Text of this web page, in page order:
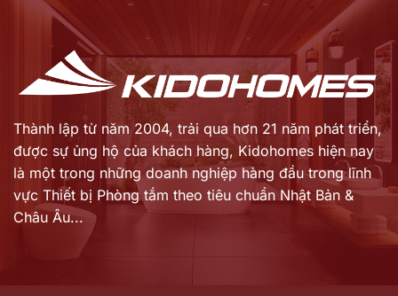
Thành lập từ năm 2004, trải qua hơn 21 năm phát triển,
được sự ủng hộ của khách hàng, Kidohomes hiện nay
là một trong những doanh nghiệp hàng đầu trong lĩnh
vực Thiết bị Phòng tắm theo tiêu chuẩn Nhật Bản &
Châu Âu...